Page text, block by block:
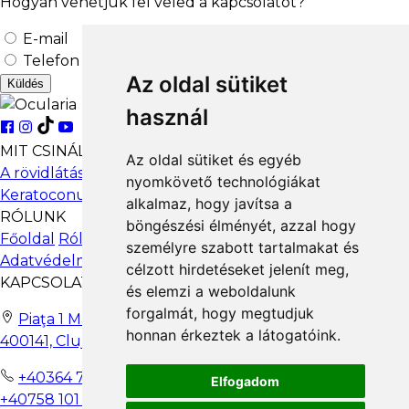
Az oldal sütiket
használ
Az oldal sütiket és egyéb
nyomkövető technológiákat
alkalmaz, hogy javítsa a
böngészési élményét, azzal hogy
személyre szabott tartalmakat és
célzott hirdetéseket jelenít meg,
és elemzi a weboldalunk
forgalmát, hogy megtudjuk
honnan érkeztek a látogatóink.
Elfogadom
0040728373373
Clinica Focus
Dr. Liora Radu/ Dr. Bivol Maria
Strada Cuza Voda 28, Focsani
0040744236287
www.clinicafocus.ro
Optometrica Visual Focsani
Opt Nistor Petrica
Bd. Unirii, 50, Focsani, Vrancea Focsani
0040762169842
ESK OPTICAL CLINIC BY DR SOUFIANE KHABIR
Dr Soufiane Khabir
Bd. Tomis nr. 309 Constanta
0040770289966
Policlinica Apaca
Dr. Anca Maria Pintilei
0040745082684
E-mail
Telefon
Küldés
MIT CSINÁLUNK
A rövidlátás népbetegsége
Ortokeratológia
Keratoconus
Viselési útmutató
Találj szemorvost
RÓLUNK
Főoldal Rólunk Szabályzat és eljárások
GDPR
Adatvédelmi politika
KAPCSOLATBA LÉPNI
Piaţa 1 Mai nr. 4-5 |
400141, Cluj-Napoca
+40364 710 270
+40758 101 099